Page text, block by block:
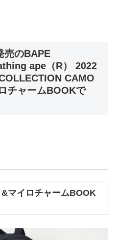
売のBAPE
ape（R） 2022
CAMO
チャームBOOKで
マイロチャームBOOK